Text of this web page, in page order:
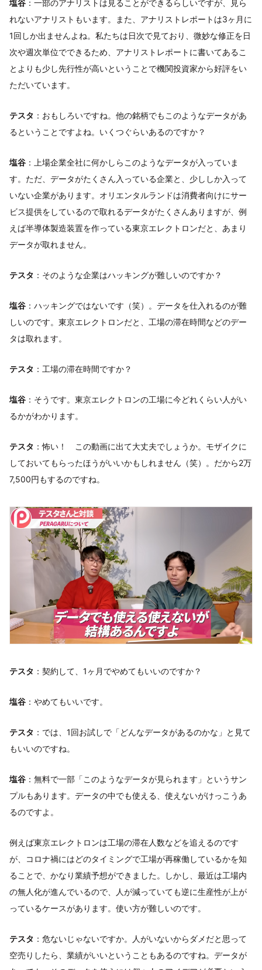
塩谷 ：一部のアナリストは見ることができるらしいですが、見ら
れないアナリストもいます。また、アナリストレポートは3ヶ月に
1回しか出ませんよね。私たちは日次で見ており、微妙な修正を日
次や週次単位でできるため、アナリストレポートに書いてあるこ
とよりも少し先行性が高いということで機関投資家から好評をい
ただいています。
テスタ ：おもしろいですね。他の銘柄でもこのようなデータがあ
るということですよね。いくつぐらいあるのですか？
塩谷 ：上場企業全社に何かしらこのようなデータが入っていま
す。ただ、データがたくさん入っている企業と、少ししか入って
いない企業があります。オリエンタルランドは消費者向けにサー
ビス提供をしているので取れるデータがたくさんありますが、例
えば半導体製造装置を作っている東京エレクトロンだと、あまり
データが取れません。
テスタ ：そのような企業はハッキングが難しいのですか？
塩谷 ：ハッキングではないです（笑）。データを仕入れるのが難
しいのです。東京エレクトロンだと、工場の滞在時間などのデー
タは取れます。
テスタ ：工場の滞在時間ですか？
塩谷 ：そうです。東京エレクトロンの工場に今どれくらい人がい
るかがわかります。
テスタ ：怖い！ この動画に出て大丈夫でしょうか。モザイクに
しておいてもらったほうがいいかもしれません（笑）。だから2万
7,500円もするのですね。
テスタ ：契約して、1ヶ月でやめてもいいのですか？
塩谷 ：やめてもいいです。
テスタ ：では、1回お試しで「どんなデータがあるのかな」と見て
もいいのですね。
塩谷 ：無料で一部「このようなデータが見られます」というサン
プルもあります。データの中でも使える、使えないがけっこうあ
るのですよ。
例えば東京エレクトロンは工場の滞在人数などを追えるのです
が、コロナ禍にはどのタイミングで工場が再稼働しているかを知
ることで、かなり業績予想ができました。しかし、最近は工場内
の無人化が進んでいるので、人が減っていても逆に生産性が上が
っているケースがあります。使い方が難しいのです。
テスタ ：危ないじゃないですか。人がいないからダメだと思って
空売りしたら、業績がいいということもあるのですね。データが